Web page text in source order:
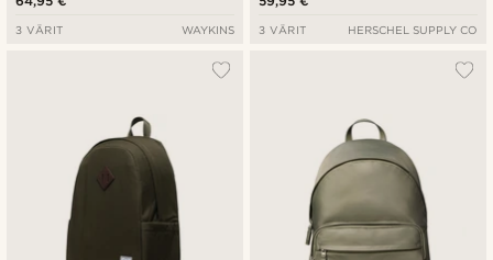
3 VÄRIT WAYKINS 3 VÄRIT HERSCHEL SUPPLY CO